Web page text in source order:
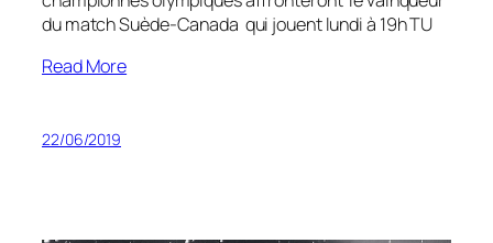
du match Suède-Canada qui jouent lundi à 19h TU
Read More
22/06/2019